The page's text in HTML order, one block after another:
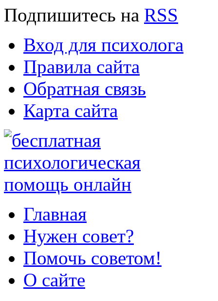
Подпишитесь на RSS
Вход для психолога
Правила сайта
Обратная связь
Карта сайта
Главная
Нужен совет?
Помочь советом!
О сайте